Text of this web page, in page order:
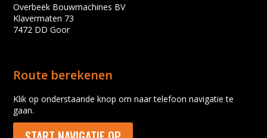
Overbeek Bouwmachines BV
Klavermaten 73
7472 DD Goor
Route berekenen
Klik op onderstaande knop om naar telefoon navigatie te
gaan.